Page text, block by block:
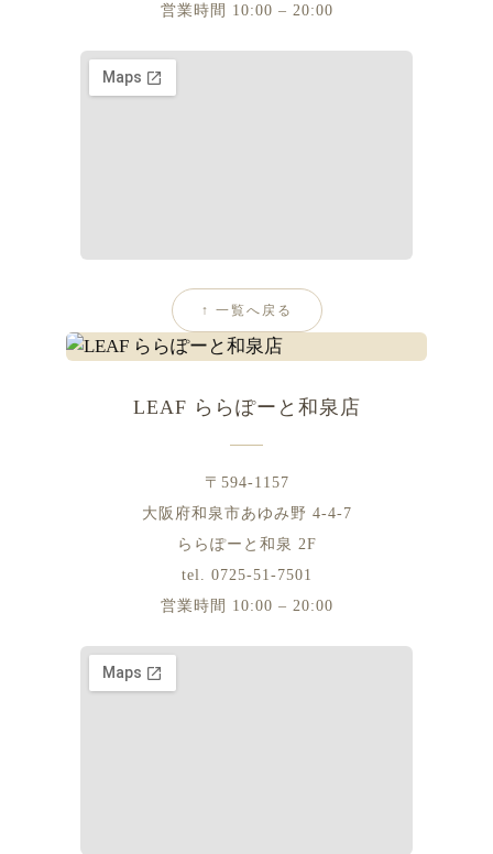
営業時間 10:00 – 20:00
↑ 一覧へ戻る
LEAF ららぽーと和泉店
〒594-1157
大阪府和泉市あゆみ野 4-4-7
ららぽーと和泉 2F
tel. 0725-51-7501
営業時間 10:00 – 20:00